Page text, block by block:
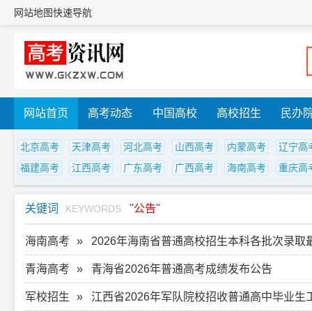
网站地图快速导航
网站首页 高考动态 中国高校 高校招生 民办
北京高考 天津高考 河北高考 山西高考 内蒙高考
辽宁高
福建高考
江西高考 广东高考 广西高考 海南高考 重庆高
关键词 KEYWORDS "公告"
海南高考 2026年海南省普通高校招生本科各批次录取
青海高考 青海省2026年普通高考成绩发布公告
军校招生 江西省2026年军队院校招收普通高中毕业生